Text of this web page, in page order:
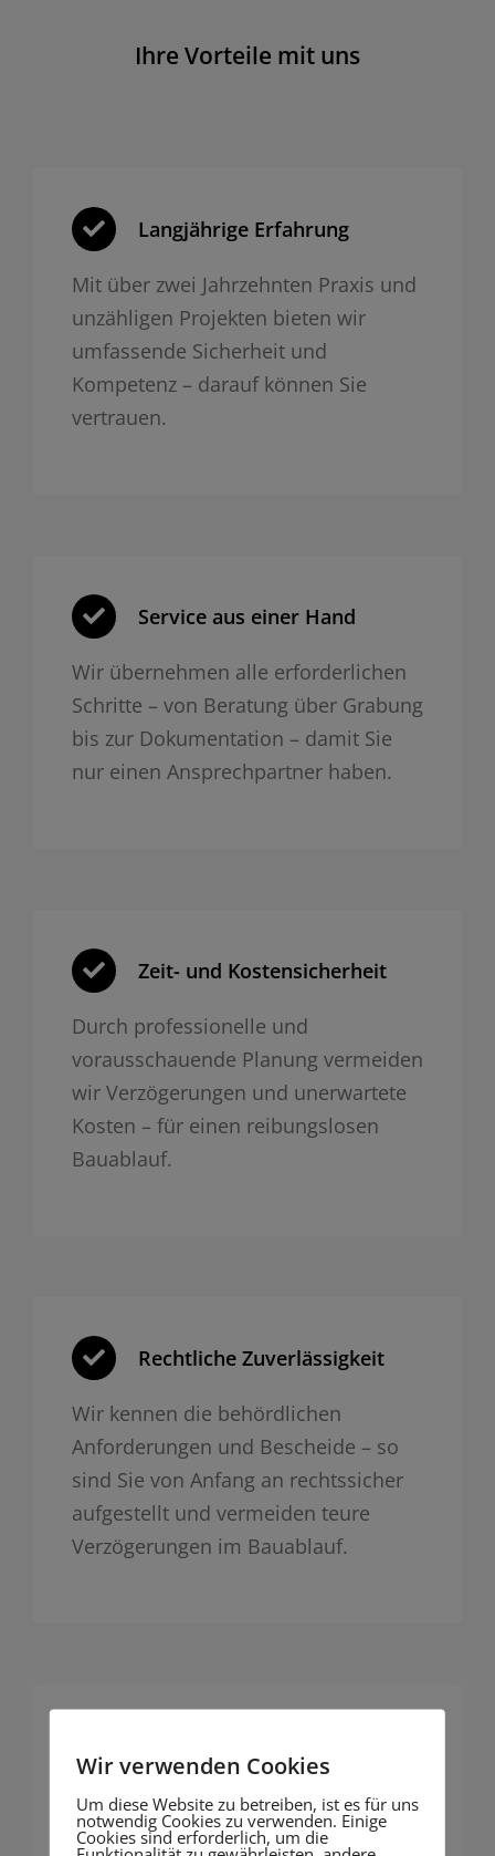
Ihre Vorteile mit uns
Langjährige Erfahrung
Mit über zwei Jahrzehnten Praxis und
unzähligen Projekten bieten wir
umfassende Sicherheit und
Kompetenz – darauf können Sie
vertrauen.
Service aus einer Hand
Wir übernehmen alle erforderlichen
Schritte – von Beratung über Grabung
bis zur Dokumentation – damit Sie
nur einen Ansprechpartner haben.
Zeit- und Kosten­sicherheit
Durch professionelle und
vorausschauende Planung vermeiden
wir Verzögerungen und unerwartete
Kosten – für einen reibungslosen
Bauablauf.
Rechtliche Zuverlässigkeit
Wir kennen die behördlichen
Anforderungen und Bescheide – so
sind Sie von Anfang an rechtssicher
aufgestellt und vermeiden teure
Verzögerungen im Bauablauf.
Mit Vermessung und 3D
Fotogrammetrie liefern wir präzise,
Wir verwenden Cookies
Um diese Website zu betreiben, ist es für uns
notwendig Cookies zu verwenden. Einige
Cookies sind erforderlich, um die